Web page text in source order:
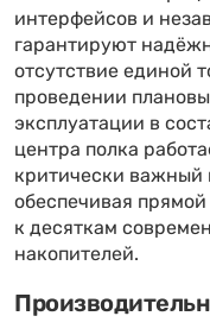
интерфейсов и
гарантируют
отсутствие единой
проведении
эксплуатации в
центра полка
критически
обеспечивая
к десяткам
накопителей.